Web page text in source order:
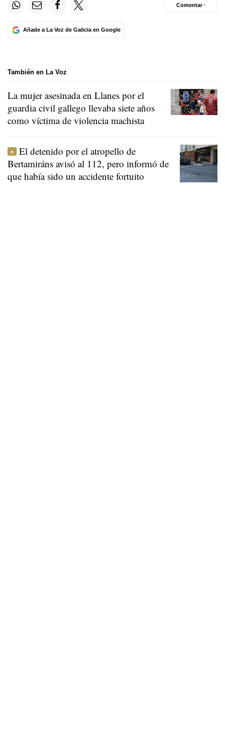
Añade a La Voz de Galicia en Google
Comentar ·
También en La Voz
La mujer asesinada en Llanes por el
guardia civil gallego llevaba siete años
como víctima de violencia machista
El detenido por el atropello de
Bertamiráns avisó al 112, pero informó de
que había sido un accidente fortuito